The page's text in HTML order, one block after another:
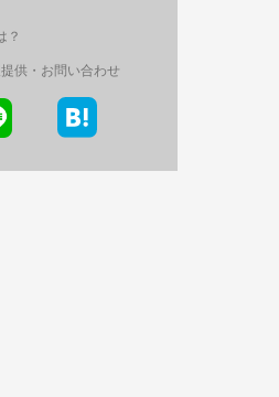
？
供・お問い合わせ